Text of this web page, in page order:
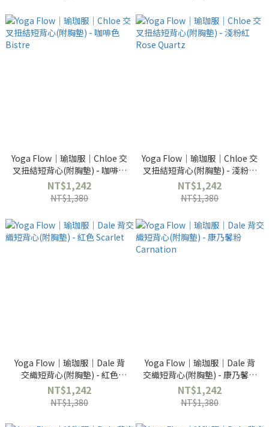
Yoga Flow｜瑜珈服｜Chloe 交
叉扭結短背心(附胸墊) - 咖啡色
Bistre
NT$1,242
NT$1,380
Yoga Flow｜瑜珈服｜Chloe 交
叉扭結短背心(附胸墊) - 淺粉紅
Rose Quartz
NT$1,242
NT$1,380
Yoga Flow｜瑜珈服｜Dale 背
交織短背心(附胸墊) - 紅色
Scarlet
NT$1,242
NT$1,380
Yoga Flow｜瑜珈服｜Dale 背
交織短背心(附胸墊) - 康乃馨粉
Carnation
NT$1,242
NT$1,380